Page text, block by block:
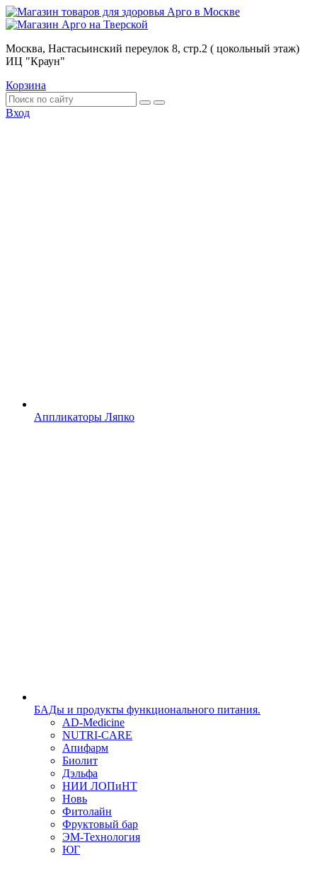
Москва, Настасьинский переулок 8, стр.2 ( цокольный этаж)
ИЦ "Краун"
Корзина
Вход
Аппликаторы Ляпко
БАДы и продукты функционального питания.
AD-Medicine
NUTRI-CARE
Апифарм
Биолит
Дэльфа
НИИ ЛОПиНТ
Новь
Фитолайн
Фруктовый бар
ЭМ-Технология
ЮГ